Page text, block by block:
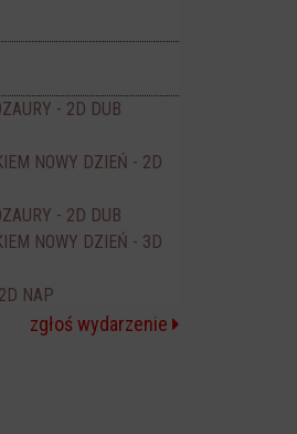
- 2D DUB
NOWY DZIEŃ - 2D
- 2D DUB
NOWY DZIEŃ - 3D
NAP
zgłoś wydarzenie